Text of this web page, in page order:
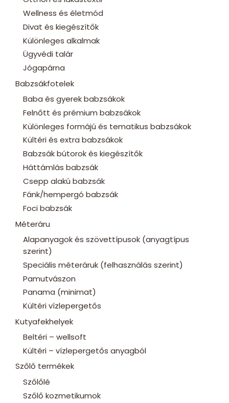
Wellness és életmód
Divat és kiegészítők
Különleges alkalmak
Ügyvédi talár
Jógapárna
Babzsákfotelek
Baba és gyerek babzsákok
Felnőtt és prémium babzsákok
Különleges formájú és tematikus babzsákok
Kültéri és extra babzsákok
Babzsák bútorok és kiegészítők
Háttámlás babzsák
Csepp alakú babzsák
Fánk/hempergó babzsák
Foci babzsák
Méteráru
Alapanyagok és szövettípusok (anyagtípus
szerint)
Speciális méteráruk (felhasználás szerint)
Pamutvászon
Panama (minimat)
Kültéri vízlepergetős
Kutyafekhelyek
Beltéri – wellsoft
Kültéri – vízlepergetős anyagból
Szőlő termékek
Szőlőlé
Szőlő kozmetikumok